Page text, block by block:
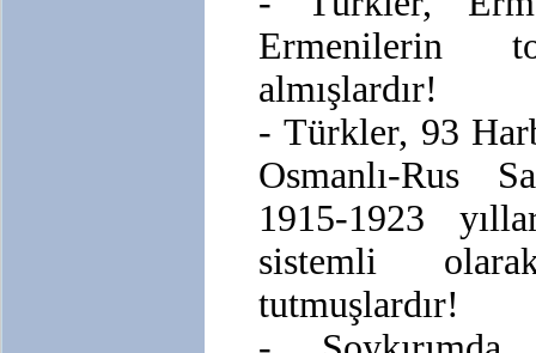
Ermenilerin
almışlardır!
- Türkler, 93
Osmanlı-Rus
1915-1923
sistemli
tutmuşlardır!